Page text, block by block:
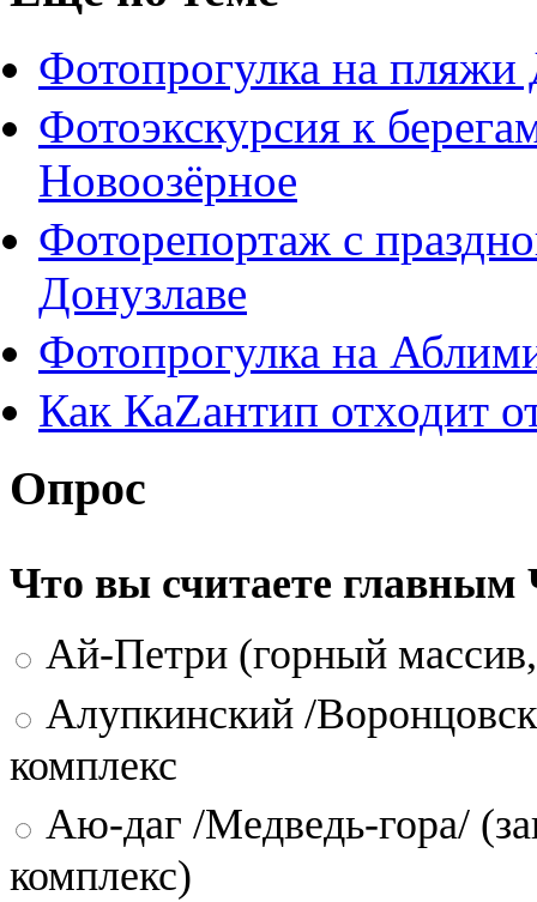
Фотопрогулка на пляжи
Фотоэкскурсия к
Новоозёрное
Фоторепортаж с
Донузлаве
Фотопрогулка на
Как КаZантип отходит
Опрос
Что вы считаете
Ай-Петри (горный
Алупкинский /
комплекс
Аю-даг /Медведь-гора/
комплекс)